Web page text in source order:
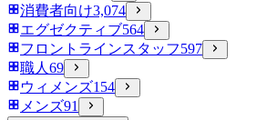
消費者向け3,074
エグゼクティブ564
フロントラインスタッフ597
職人 69
ウィメンズ154
メンズ91